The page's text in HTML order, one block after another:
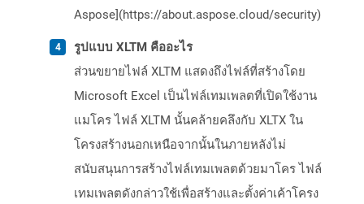
Aspose](https://about.aspose.cloud/security)
รูปแบบ XLTM คืออะไร
ส่วนขยายไฟล์ XLTM แสดงถึงไฟล์ที่สร้างโดย
Microsoft Excel เป็นไฟล์เทมเพลตที่เปิดใช้งาน
แมโคร ไฟล์ XLTM นั้นคล้ายคลึงกับ XLTX ใน
โครงสร้างนอกเหนือจากนั้นในภายหลังไม่
สนับสนุนการสร้างไฟล์เทมเพลตด้วยมาโคร ไฟล์
เทมเพลตดังกล่าวใช้เพื่อสร้างและตั้งค่าเค้าโครง